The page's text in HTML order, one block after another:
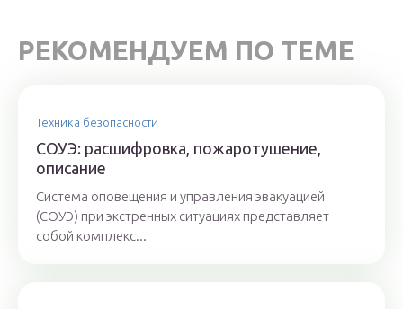
РЕКОМЕНДУЕМ ПО ТЕМЕ
Техника безопасности
СОУЭ: расшифровка, пожаротушение,
описание
Система оповещения и управления эвакуацией
(СОУЭ) при экстренных ситуациях представляет
собой комплекс...